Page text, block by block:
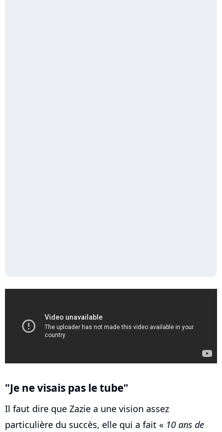
"Je ne visais pas le tube"
Il faut dire que Zazie a une vision assez
particulière du succès, elle qui a fait « 10 ans de